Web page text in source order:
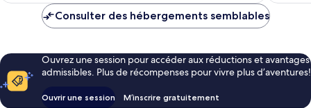
35 avis
Consulter des hébergements semblables
Ouvrez une session pour accéder aux réductions et avantages
admissibles. Plus de récompenses pour vivre plus d’aventures!
Ouvrir une session M’inscrire gratuitement